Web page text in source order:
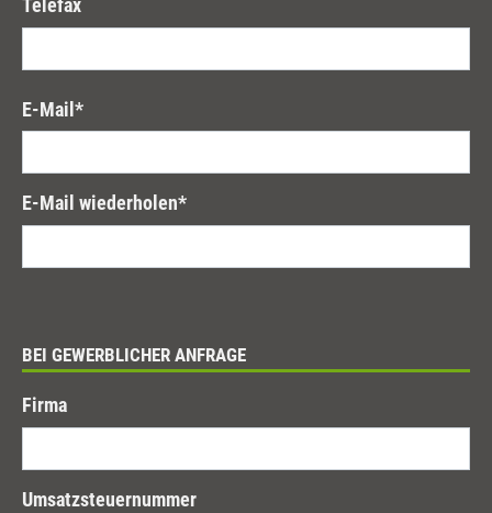
Telefax
E-Mail*
E-Mail wiederholen*
BEI GEWERBLICHER ANFRAGE
Firma
Umsatzsteuernummer